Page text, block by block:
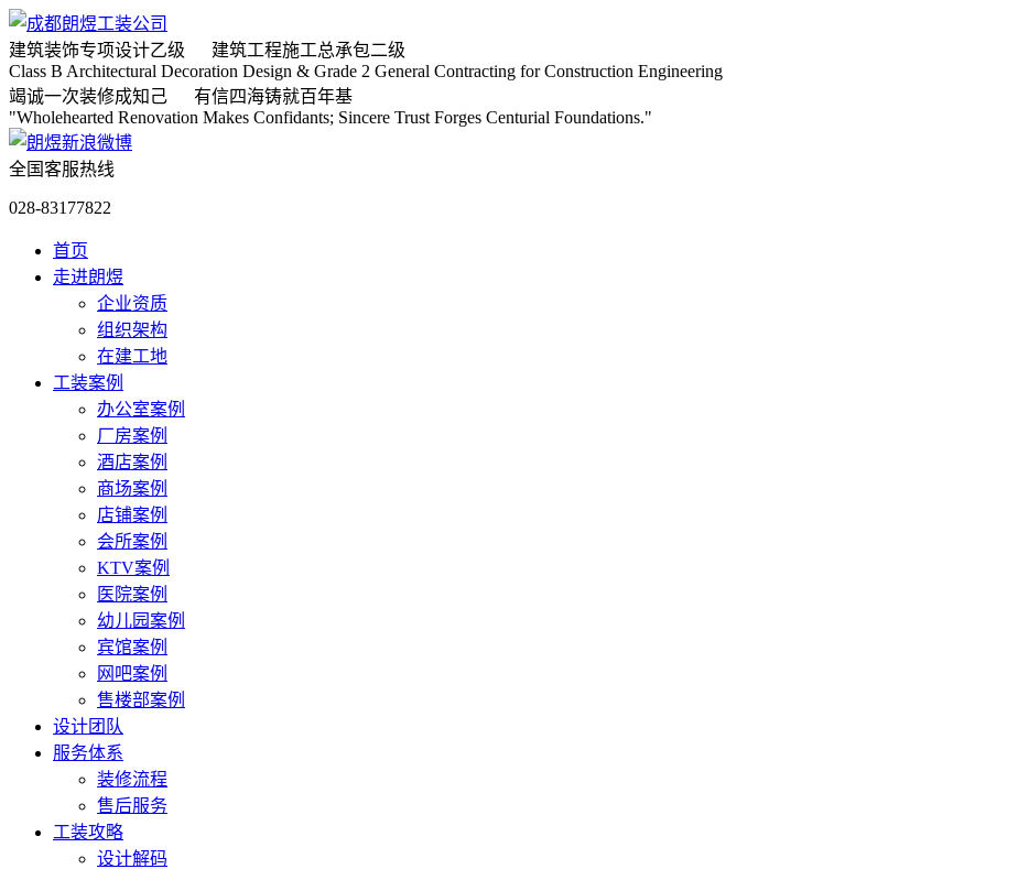
建筑装饰专项设计乙级 建筑工程施工总承包二级
Class B Architectural Decoration Design & Grade 2 General Contracting for Construction Engineering
竭诚一次装修成知己 有信四海铸就百年基
"Wholehearted Renovation Makes Confidants; Sincere Trust Forges Centurial Foundations."
全国客服热线
028-83177822
首页
走进朗煜
企业资质
组织架构
在建工地
工装案例
办公室案例
厂房案例
酒店案例
商场案例
店铺案例
会所案例
KTV案例
医院案例
幼儿园案例
宾馆案例
网吧案例
售楼部案例
设计团队
服务体系
装修流程
售后服务
工装攻略
设计解码